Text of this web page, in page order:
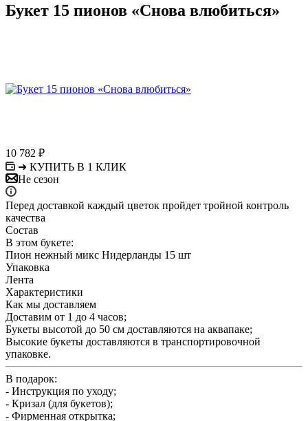
Букет 15 пионов «Снова влюбиться»
10 782 ₽
➜ КУПИТЬ В 1 КЛИК
Не сезон
Перед доставкой каждый цветок пройдет тройной контроль
качества
Состав
В этом букете:
Пион нежный микс Нидерланды 15 шт
Упаковка
Лента
Характеристики
Как мы доставляем
Доставим от 1 до 4 часов;
Букеты высотой до 50 см доставляются на аквапаке;
Высокие букеты доставляются в транспортировочной
упаковке.
В подарок:
- Инструкция по уходу;
- Кризал (для букетов);
- Фирменная открытка;